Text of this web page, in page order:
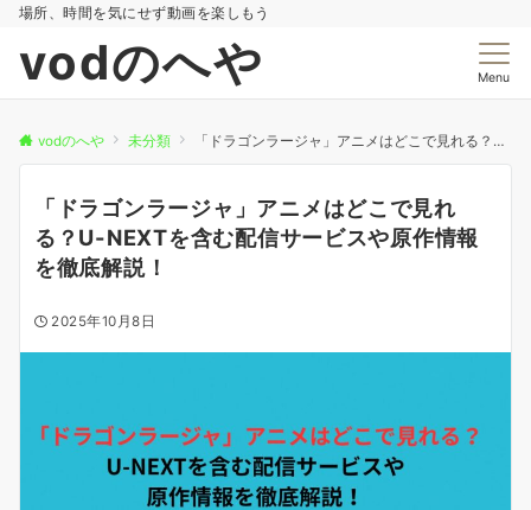
場所、時間を気にせず動画を楽しもう
vodのへや Menu
vodのへや 未分類 「ドラゴンラージャ」アニメはどこで見れる？U-NEXTを含む配信サービスや原作情報を徹底解説！
「ドラゴンラージャ」アニメはどこで見れ
る？U-NEXTを含む配信サービスや原作情報
を徹底解説！
2025年10月8日